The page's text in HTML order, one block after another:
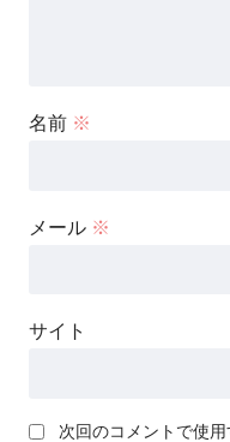
名前 ※
メール ※
サイト
次回のコメントで使